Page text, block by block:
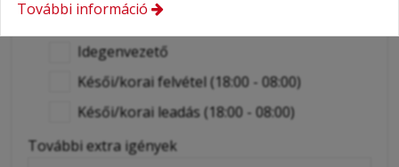
Idegenvezető
Késői/korai felvétel (18:00 - 08:00)
Késői/korai leadás (18:00 - 08:00)
További extra igények
További információ